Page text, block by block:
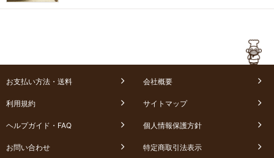
お支払い方法・送料 会社概要
利用規約 サイトマップ
ヘルプガイド・FAQ 個人情報保護方針
お問い合わせ 特定商取引法表示